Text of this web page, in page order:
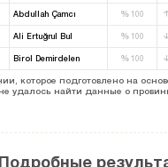
Abdullah Çamcı %100
Ali Ertuğrul Bul %100
Birol Demirdelen %100
которое подготовлено на
удалось найти данные о